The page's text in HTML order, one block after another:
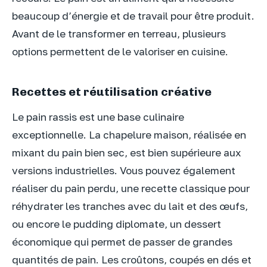
beaucoup d’énergie et de travail pour être produit.
Avant de le transformer en terreau, plusieurs
options permettent de le valoriser en cuisine.
Recettes et réutilisation créative
Le pain rassis est une base culinaire
exceptionnelle. La chapelure maison, réalisée en
mixant du pain bien sec, est bien supérieure aux
versions industrielles. Vous pouvez également
réaliser du pain perdu, une recette classique pour
réhydrater les tranches avec du lait et des œufs,
ou encore le pudding diplomate, un dessert
économique qui permet de passer de grandes
quantités de pain. Les croûtons, coupés en dés et